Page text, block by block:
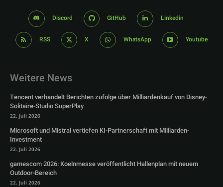
Discord GitHub Linkedin
RSS X WhatsApp Youtube
Weitere News
Tencent verhandelt Berichten zufolge über Milliardenkauf von Disney-
Solitaire-Studio SuperPlay
22. Juli 2026
Microsoft und Mistral vertiefen KI-Partnerschaft mit Milliarden-
Investment
22. Juli 2026
gamescom 2026: Koelnmesse veröffentlicht Hallenplan mit neuem
Outdoor-Bereich
22. Juli 2026